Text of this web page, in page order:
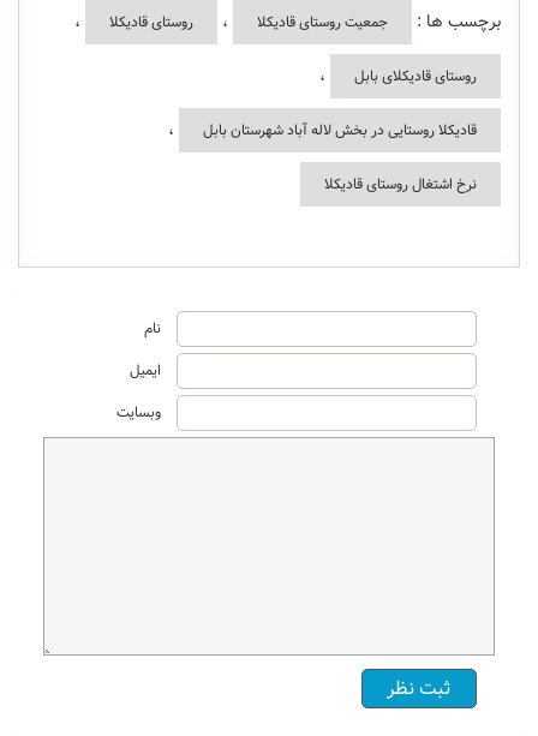
برچسب ها : جمعیت روستای قادیکلا ، روستای قادیکلا ،
روستای قادیکلای بابل ،
قادیکلا روستایی در بخش لاله آباد شهرستان بابل ،
نرخ اشتغال روستای قادیکلا
نام
ایمیل
وبسایت